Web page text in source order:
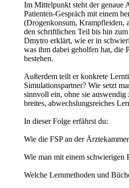
Im Mittelpunkt steht der genaue
Patienten-Gespräch mit einem
(Drogenkonsum, Krampfleiden,
den schriftlichen Teil bis hin
Dmytro erklärt, wie er in
was ihm dabei geholfen hat, die
bestehen.
Außerdem teilt er konkrete
Simulationspartner? Wie setzt
sinnvoll ein, ohne sie
breites, abwechslungsreiches
In dieser Folge erfährst du:
Wie die FSP an der
Wie man mit einem schwierigen
Welche Lernmethoden und